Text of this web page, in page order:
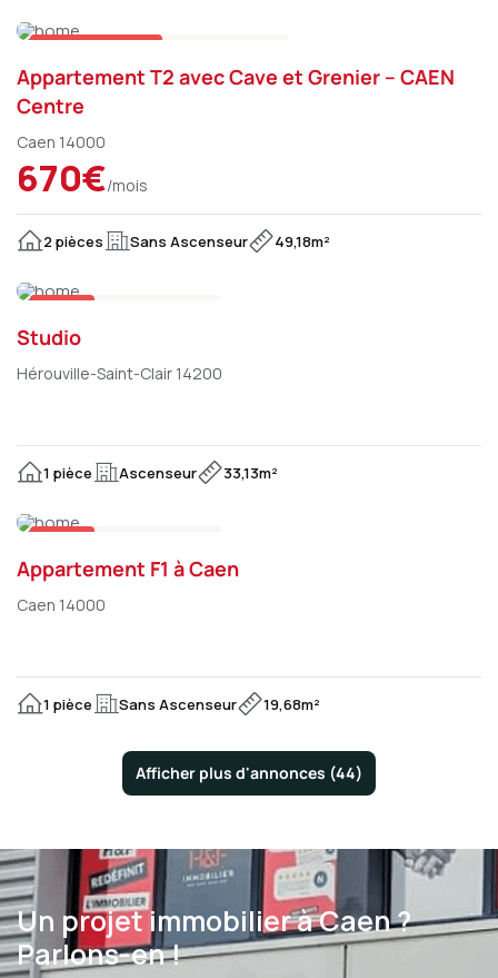
Appartement T2 avec Cave et Grenier – CAEN
Centre
Caen 14000
670€/mois
2 pièces Sans Ascenseur 49,18m²
Studio
Hérouville-Saint-Clair 14200
1 pièce Ascenseur 33,13m²
Appartement F1 à Caen
Caen 14000
1 pièce Sans Ascenseur 19,68m²
Afficher plus d'annonces (44)
Un projetimmobilieràCaen?
Parlons-en!